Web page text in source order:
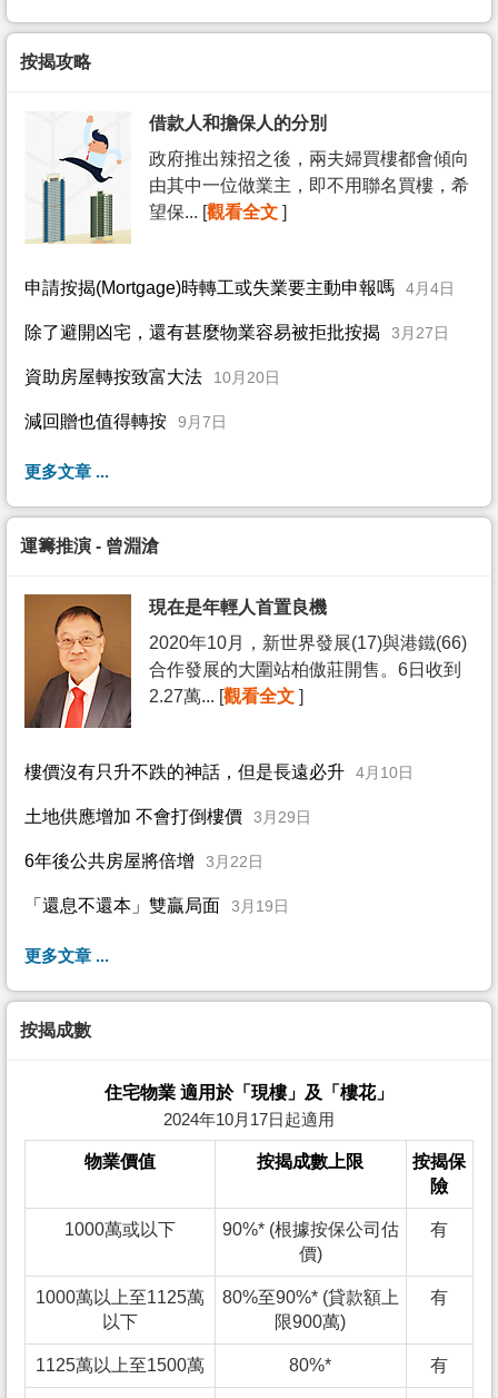
按揭攻略
借款人和擔保人的分別
政府推出辣招之後，兩夫婦買樓都會傾向
由其中一位做業主，即不用聯名買樓，希
望保... [觀看全文 ]
申請按揭(Mortgage)時轉工或失業要主動申報嗎 4月4日
除了避開凶宅，還有甚麼物業容易被拒批按揭 3月27日
資助房屋轉按致富大法 10月20日
減回贈也值得轉按 9月7日
更多文章 ...
運籌推演 - 曾淵滄
現在是年輕人首置良機
2020年10月，新世界發展(17)與港鐵(66)
合作發展的大圍站柏傲莊開售。6日收到
2.27萬... [觀看全文 ]
樓價沒有只升不跌的神話，但是長遠必升 4月10日
土地供應增加 不會打倒樓價 3月29日
6年後公共房屋將倍增 3月22日
「還息不還本」雙贏局面 3月19日
更多文章 ...
按揭成數
住宅物業 適用於「現樓」及「樓花」
2024年10月17日起適用
物業價值 按揭成數上限
按揭保
險
1000萬或以下
90%* (根據按保公司估
價)
有
1000萬以上至1125萬
以下
80%至90%* (貸款額上
限900萬)
有
1125萬以上至1500萬 80%* 有